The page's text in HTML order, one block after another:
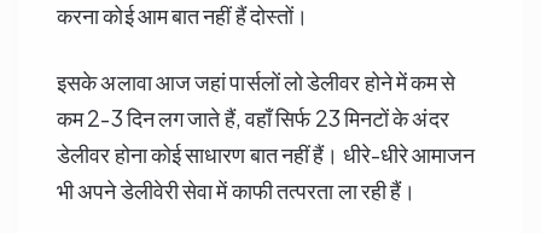
करना कोई आम बात नहीं हैं दोस्तों।
इसके अलावा आज जहां पार्सलों लो डेलीवर होने में कम से
कम 2-3 दिन लग जाते हैं, वहाँ सिर्फ 23 मिनटों के अंदर
डेलीवर होना कोई साधारण बात नहीं हैं। धीरे-धीरे आमाजन
भी अपने डेलीवेरी सेवा में काफी तत्परता ला रही हैं।